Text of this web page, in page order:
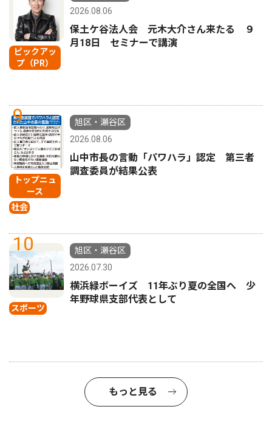
ピックアッ
プ（PR）
2026.08.06
保土ケ谷法人会 元木大介さん来たる ９
月18日 セミナーで講演
9
トップニュ
ース
社会
旭区・瀬谷区
2026.08.06
山中市長の言動「パワハラ」認定 第三者
調査委員が結果公表
10
スポーツ
旭区・瀬谷区
2026.07.30
横浜緑ボーイズ 11年ぶり夏の全国へ 少
年野球県支部代表として
もっと見る